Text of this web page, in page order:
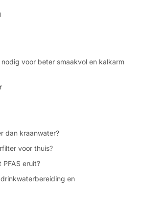
voor beter smaakvol en kalkarm
dan kraanwater?
voor thuis?
eruit?
en